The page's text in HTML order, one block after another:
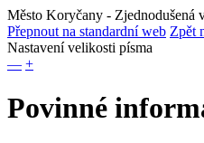
Město Koryčany - Zjednodušená
Přepnout na standardní web Zpět
Nastavení velikosti písma
— +
Povinné